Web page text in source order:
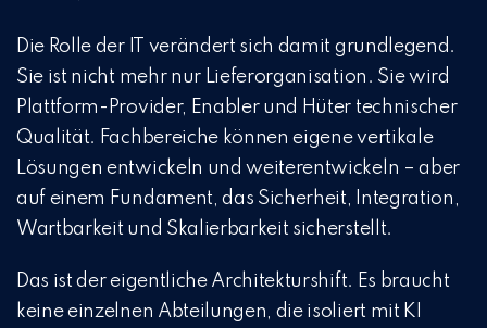
Die Rolle der IT verändert sich damit grundlegend.
Sie ist nicht mehr nur Lieferorganisation. Sie wird
Plattform-Provider, Enabler und Hüter technischer
Qualität. Fachbereiche können eigene vertikale
Lösungen entwickeln und weiterentwickeln – aber
auf einem Fundament, das Sicherheit, Integration,
Wartbarkeit und Skalierbarkeit sicherstellt.
Das ist der eigentliche Architekturshift. Es braucht
keine einzelnen Abteilungen, die isoliert mit KI